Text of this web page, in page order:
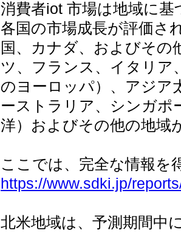
消費者iot 市場は地域に
各国の市場成長が評価さ
国、カナダ、およびその
ツ、フランス、イタリア
のヨーロッパ）、アジア
ーストラリア、シンガポ
洋）およびその他の地域
ここでは、完全な情報を
https://www.sdki.jp/
北米地域は、予測期間中